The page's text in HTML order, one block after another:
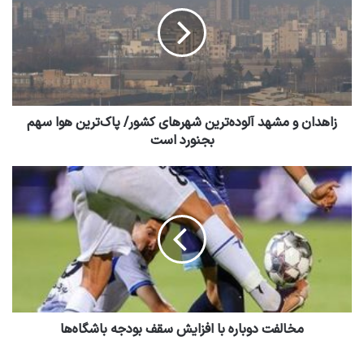
زاهدان و مشهد آلوده‌ترین شهرهای کشور/ پاک‌ترین هوا سهم
بجنورد است
مخالفت دوباره با افزایش سقف بودجه باشگاه‌ها